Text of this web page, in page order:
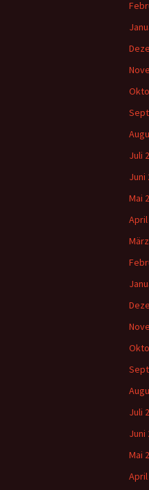
Juli
Juni
Mai
Juli
Juni
Mai
April